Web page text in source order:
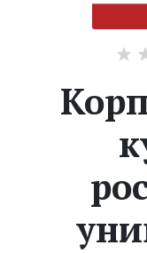
Экранизации
Коллекции